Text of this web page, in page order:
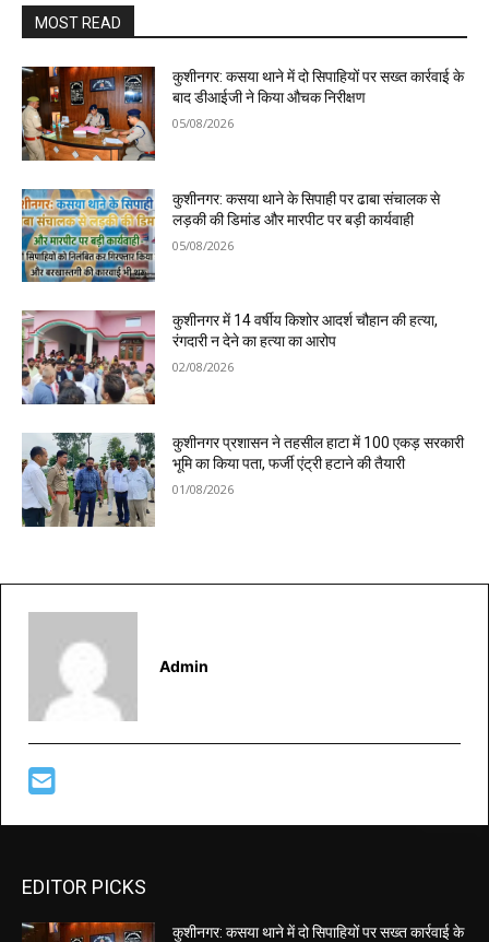
MOST READ
कुशीनगर: कसया थाने में दो सिपाहियों पर सख्त कार्रवाई के
बाद डीआईजी ने किया औचक निरीक्षण
05/08/2026
कुशीनगर: कसया थाने के सिपाही पर ढाबा संचालक से
लड़की की डिमांड और मारपीट पर बड़ी कार्यवाही
05/08/2026
कुशीनगर में 14 वर्षीय किशोर आदर्श चौहान की हत्या,
रंगदारी न देने का हत्या का आरोप
02/08/2026
कुशीनगर प्रशासन ने तहसील हाटा में 100 एकड़ सरकारी
भूमि का किया पता, फर्जी एंट्री हटाने की तैयारी
01/08/2026
Admin
EDITOR PICKS
कुशीनगर: कसया थाने में दो सिपाहियों पर सख्त कार्रवाई के